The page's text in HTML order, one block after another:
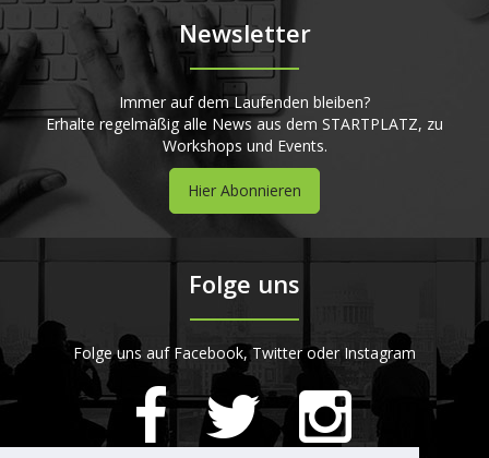
Newsletter
Immer auf dem Laufenden bleiben?
Erhalte regelmäßig alle News aus dem STARTPLATZ, zu
Workshops und Events.
Hier Abonnieren
Folge uns
Folge uns auf Facebook, Twitter oder Instagram